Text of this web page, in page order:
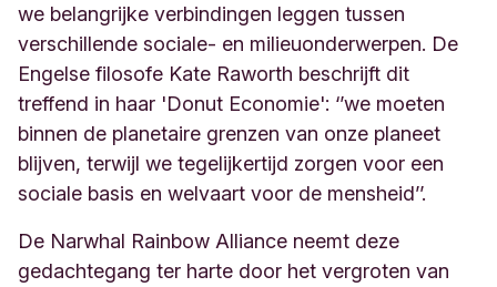
we belangrijke verbindingen leggen tussen
verschillende sociale- en milieuonderwerpen. De
Engelse filosofe Kate Raworth beschrijft dit
treffend in haar 'Donut Economie': ‘’we moeten
binnen de planetaire grenzen van onze planeet
blijven, terwijl we tegelijkertijd zorgen voor een
sociale basis en welvaart voor de mensheid’’.
De Narwhal Rainbow Alliance neemt deze
gedachtegang ter harte door het vergroten van